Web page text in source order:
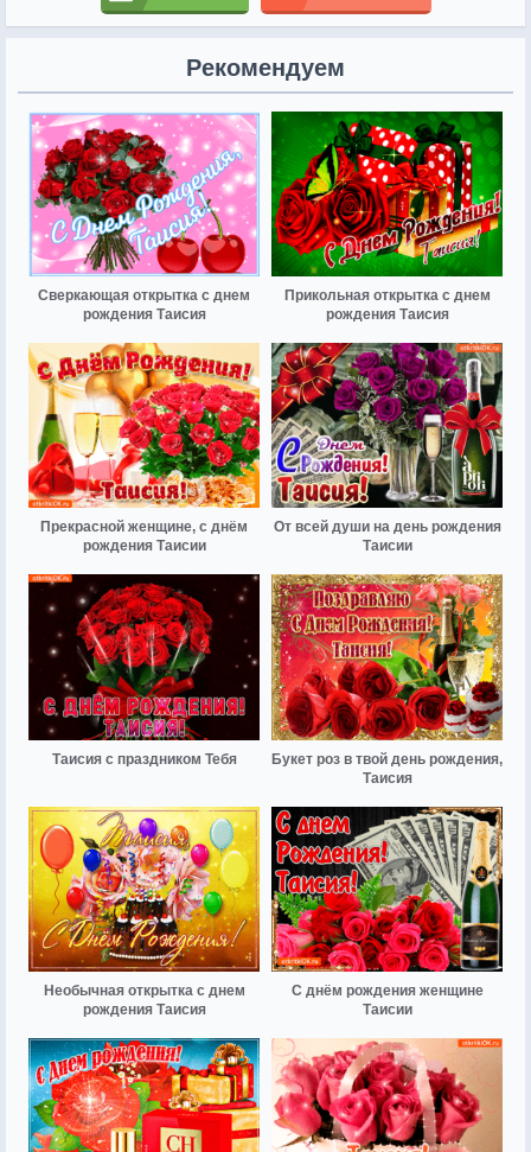
Рекомендуем
Сверкающая открытка с днем
рождения Таисия
Прикольная открытка с днем
рождения Таисия
Прекрасной женщине, с днём
рождения Таисии
От всей души на день рождения
Таисии
Таисия с праздником Тебя
Букет роз в твой день рождения,
Таисия
Необычная открытка с днем
рождения Таисия
С днём рождения женщине
Таисии